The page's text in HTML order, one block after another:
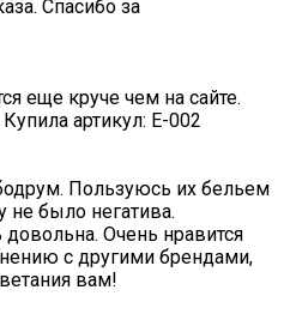
Спасибо за
еще круче чем на сайте.
артикул: E-002
Пользуюсь их бельем
не было негатива.
Очень нравится
с другими брендами,
вам!